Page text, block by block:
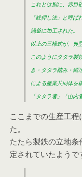
これとは別に、赤目
「銑押し法」と呼
鍋釜に加工された。
以上の三様式が、典
このようにタタラ製
き・タタラ踏み・鍛
による産業共同体を
「タタラ者」「山内
ここまでの生産工
た。
たたら製鉄の立地
定されていたようで